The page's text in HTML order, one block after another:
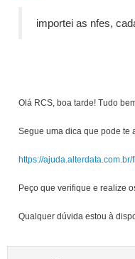
importei as nfes,
Olá RCS, boa tarde! Tudo
Segue uma dica que pode te
https://
Peço que verifique e realize
Qualquer dúvida estou à